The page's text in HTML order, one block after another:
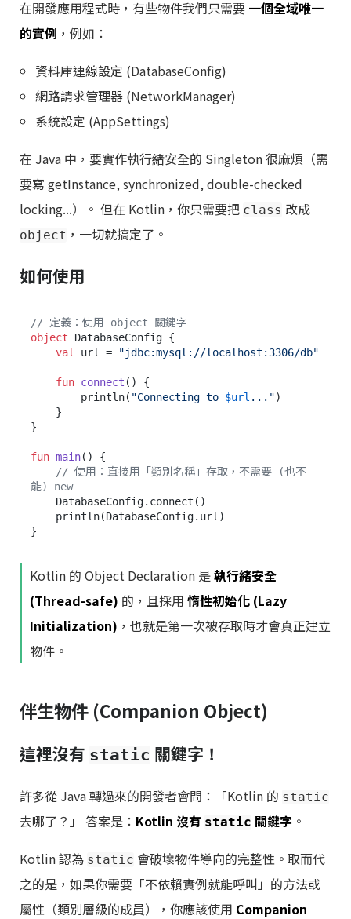
在開發應用程式時，有些物件我們只需要 一個全域唯一
的實例 ，例如：
資料庫連線設定 (DatabaseConfig)
網路請求管理器 (NetworkManager)
系統設定 (AppSettings)
在 Java 中，要實作執行緒安全的 Singleton 很麻煩（需
要寫 getInstance, synchronized, double-checked
locking...）。 但在 Kotlin，你只需要把 class 改成
object ，一切就搞定了。
如何使用
// 定義：使用 object 關鍵字
object DatabaseConfig {
val
url = "jdbc:mysql://localhost:3306/db"
fun connect ()
{
        println(
"Connecting to $url ...")
}
fun main()
{
// 使用：直接用「類別名稱」存取，不需要 (也不
能) new
Kotlin 的 Object Declaration 是執行緒安全
(Thread-safe) 的，且採用 惰性初始化 (Lazy
Initialization) ，也就是第一次被存取時才會真正建立
物件。
伴生物件 (Companion Object)
這裡沒有 static 關鍵字！
許多從 Java 轉過來的開發者會問：「Kotlin 的 static
去哪了？」 答案是： Kotlin 沒有 static 關鍵字 。
Kotlin 認為 static 會破壞物件導向的完整性。取而代
之的是，如果你需要「不依賴實例就能呼叫」的方法或
屬性（類別層級的成員），你應該使用 Companion